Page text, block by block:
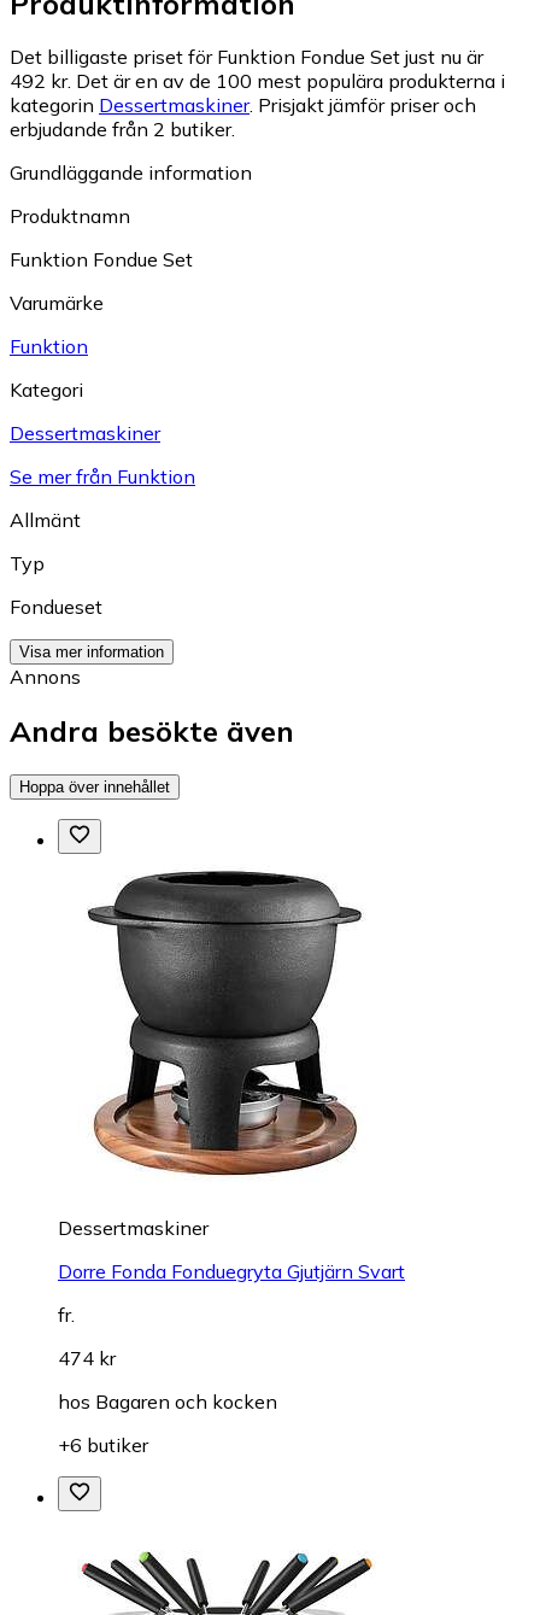
Det billigaste priset för Funktion Fondue Set just nu är
492 kr. Det är en av de 100 mest populära produkterna i
kategorin Dessertmaskiner. Prisjakt jämför priser och
erbjudande från 2 butiker.
Grundläggande information
Produktnamn
Funktion Fondue Set
Varumärke
Funktion
Kategori
Dessertmaskiner
Se mer från Funktion
Allmänt
Typ
Fondueset
Visa mer information
Annons
Andra besökte även
Hoppa över innehållet
Dessertmaskiner
Dorre Fonda Fonduegryta Gjutjärn Svart
fr.
474 kr
hos Bagaren och kocken
+6 butiker